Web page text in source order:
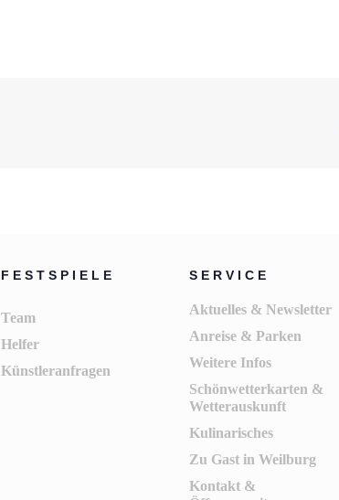
FESTSPIELE
Team
Helfer
Künstleranfragen
SERVICE
Aktuelles & Newsletter
Anreise & Parken
Weitere Infos
Schönwetterkarten &
Wetterauskunft
Kulinarisches
Zu Gast in Weilburg
Kontakt &